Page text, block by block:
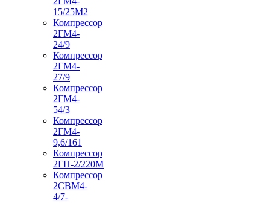
15/25М2
Компрессор
2ГМ4-
24/9
Компрессор
2ГМ4-
27/9
Компрессор
2ГМ4-
54/3
Компрессор
2ГМ4-
9,6/161
Компрессор
2ГП-2/220М
Компрессор
2СВМ4-
4/7-